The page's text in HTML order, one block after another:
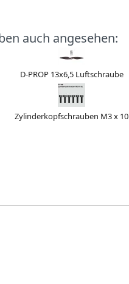
auch angesehen:
D-PROP 13x6,5 Luftschraube
Zylinderkopfschrauben M3 x 10